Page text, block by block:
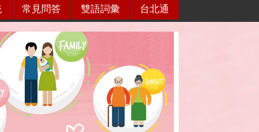
常見問答 雙語詞彙 台北通